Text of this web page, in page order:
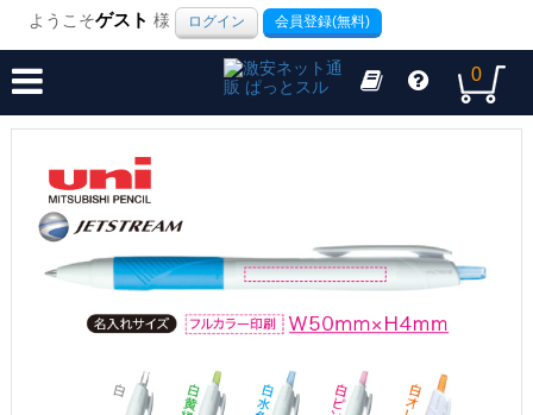
ようこそゲスト 様 ログイン 会員登録(無料)
0